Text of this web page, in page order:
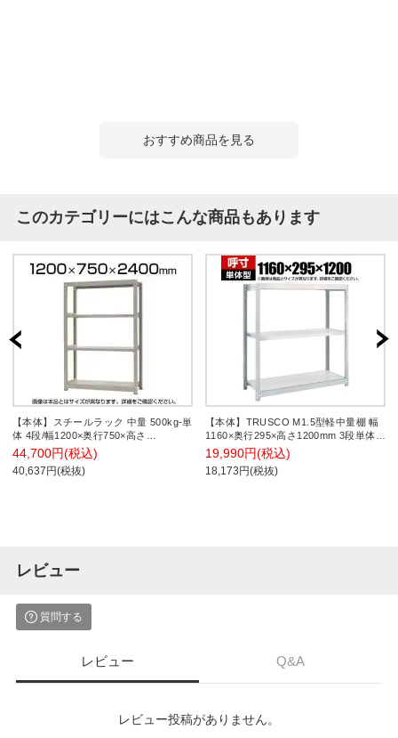
おすすめ商品を見る
このカテゴリーにはこんな商品もあります
【本体】スチールラック 中量 500kg-単
体 4段/幅1200×奥行750×高さ
2400mm/KT-KRL-127524-S4
44,700円(税込)
40,637円(税抜)
【本体】TRUSCO M1.5型軽中量棚 幅
1160×奥行295×高さ1200mm 3段単体
ネオグレー 511-4446
19,990円(税込)
18,173円(税抜)
レビュー
質問する
レビュー Q&A
レビュー投稿がありません。